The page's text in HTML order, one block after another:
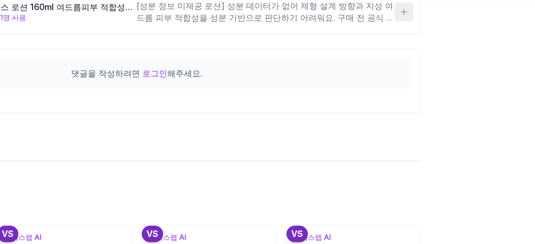
운 수분 보충에 설계 방향이 잘 맞으나, 보습감이 가벼운 로션 제형이라
건조한 계절에는 물리적 수분 보충이 부족하게 느껴질 수 있어요.
누리숲 누리촉촉 워터밸런스 로션 160ml 여드름피부 적합성시험 통과/청소년화장품/천연화장품
1명 사용
[성분 정보 미제공 로션] 성분 데이터가 없어 제형 설계 방향과 지성 여
드름 피부 적합성을 성분 기반으로 판단하기 어려워요. 구매 전 공식 페
댓글을 작성하려면 로그인해주세요.
VS
뷰틱스랩 AI VS
뷰틱스랩 AI VS
뷰틱스랩 AI